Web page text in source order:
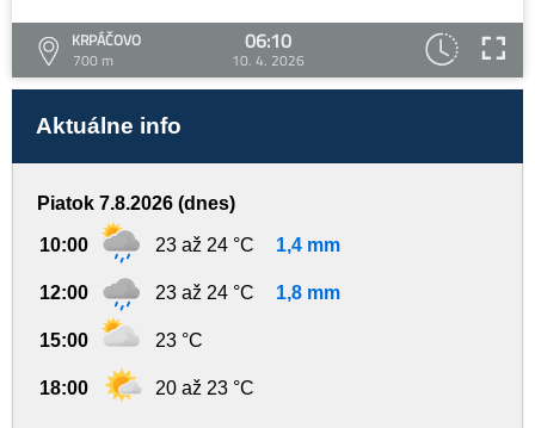
KRPÁČOVO
700 m
06:10
10. 4. 2026
Aktuálne info
Piatok 7.8.2026 (dnes)
10:00 23 až 24 °C 1,4 mm
12:00 23 až 24 °C 1,8 mm
15:00 23 °C
18:00 20 až 23 °C